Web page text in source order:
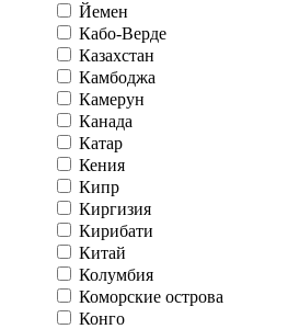
Йемен
Кабо-Верде
Казахстан
Камбоджа
Камерун
Канада
Катар
Кения
Кипр
Киргизия
Кирибати
Китай
Колумбия
Коморские острова
Конго